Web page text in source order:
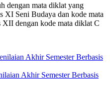
dengan mata diklat yang
XI Seni Budaya dan kode mata
dengan kode mata diklat C
Akhir Semester Berbasis
Akhir Semester Berbasis